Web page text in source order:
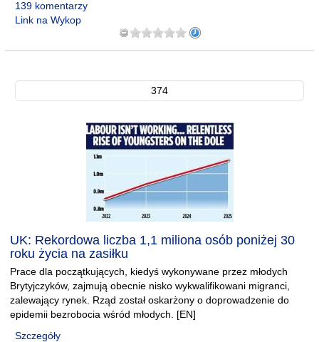
139 komentarzy
Link na Wykop
374
UK: Rekordowa liczba 1,1 miliona osób poniżej 30
roku życia na zasiłku
Prace dla początkujących, kiedyś wykonywane przez młodych
Brytyjczyków, zajmują obecnie nisko wykwalifikowani migranci,
zalewający rynek. Rząd został oskarżony o doprowadzenie do
epidemii bezrobocia wśród młodych. [EN]
Szczegóły